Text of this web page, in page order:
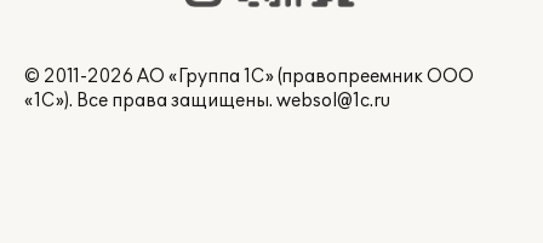
© 2011-2026 АО «Группа 1С» (правопреемник ООО
«1С»). Все права защищены. websol@1c.ru